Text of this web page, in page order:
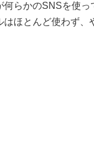
何らかのSNSを使
はほとんど使わず、